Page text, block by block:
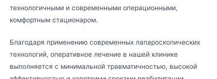
технологичными и современными операционными,
комфортным стационаром.
Благодаря применению современных лапароскопических
технологий, оперативное лечение в нашей клинике
выполняется с минимальной травматичностью, высокой